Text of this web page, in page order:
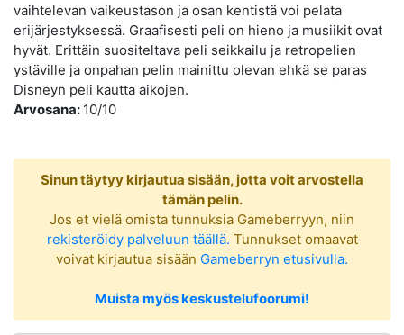
vaihtelevan vaikeustason ja osan kentistä voi pelata
erijärjestyksessä. Graafisesti peli on hieno ja musiikit ovat
hyvät. Erittäin suositeltava peli seikkailu ja retropelien
ystäville ja onpahan pelin mainittu olevan ehkä se paras
Disneyn peli kautta aikojen.
Arvosana: 10/10
Sinun täytyy kirjautua sisään, jotta voit arvostella
tämän pelin.
Jos et vielä omista tunnuksia Gameberryyn, niin
rekisteröidy palveluun täällä. Tunnukset omaavat
voivat kirjautua sisään Gameberryn etusivulla.
Muista myös keskustelufoorumi!